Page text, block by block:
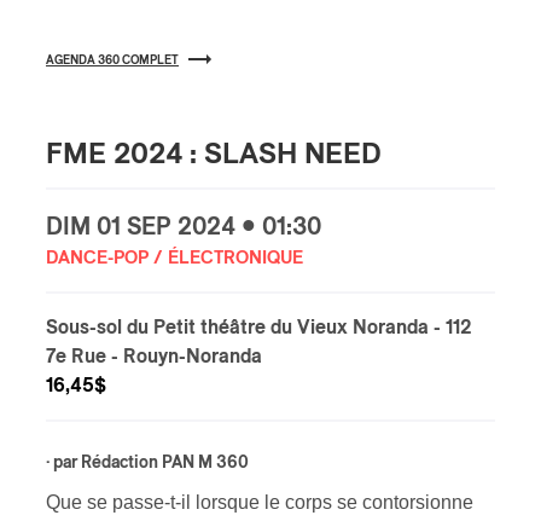
AGENDA 360 COMPLET
FME 2024 : SLASH NEED
DIM 01 SEP 2024 • 01:30
DANCE-POP / ÉLECTRONIQUE
Sous-sol du Petit théâtre du Vieux Noranda - 112
7e Rue - Rouyn-Noranda
16,45$
· par Rédaction PAN M 360
Que se passe-t-il lorsque le corps se contorsionne